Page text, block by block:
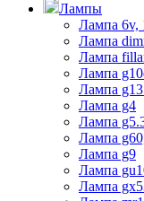
8 (3842) 21-14-47
Поможем с выбором
Лампы
Лампа 6v,
Лампа
Лампа
Лампа
Лампа
Лампа g4
Лампа
Лампа
Лампа g9
Лампа
Лампа